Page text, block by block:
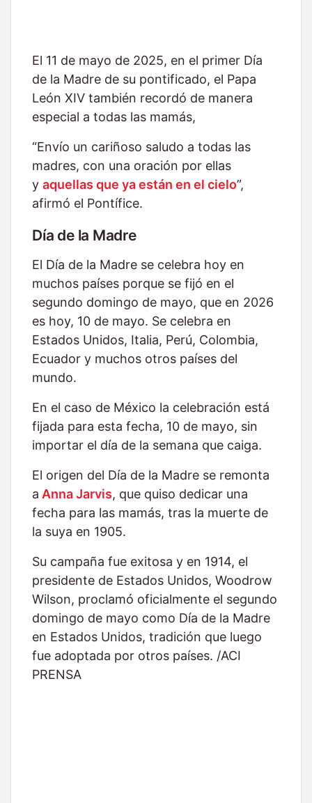
El 11 de mayo de 2025, en el primer Día
de la Madre de su pontificado, el Papa
León XIV también recordó de manera
especial a todas las mamás,
“Envío un cariñoso saludo a todas las
madres, con una oración por ellas
y aquellas que ya están en el cielo”,
afirmó el Pontífice.
Día de la Madre
El Día de la Madre se celebra hoy en
muchos países porque se fijó en el
segundo domingo de mayo, que en 2026
es hoy, 10 de mayo. Se celebra en
Estados Unidos, Italia, Perú, Colombia,
Ecuador y muchos otros países del
mundo.
En el caso de México la celebración está
fijada para esta fecha, 10 de mayo, sin
importar el día de la semana que caiga.
El origen del Día de la Madre se remonta
a Anna Jarvis, que quiso dedicar una
fecha para las mamás, tras la muerte de
la suya en 1905.
Su campaña fue exitosa y en 1914, el
presidente de Estados Unidos, Woodrow
Wilson, proclamó oficialmente el segundo
domingo de mayo como Día de la Madre
en Estados Unidos, tradición que luego
fue adoptada por otros países. /ACI
PRENSA